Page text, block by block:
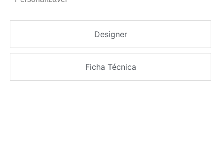
Designer
Ficha Técnica